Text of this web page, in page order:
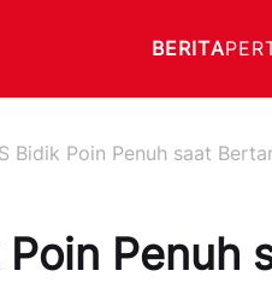
BERITA
Bidik Poin Penuh saat
Poin